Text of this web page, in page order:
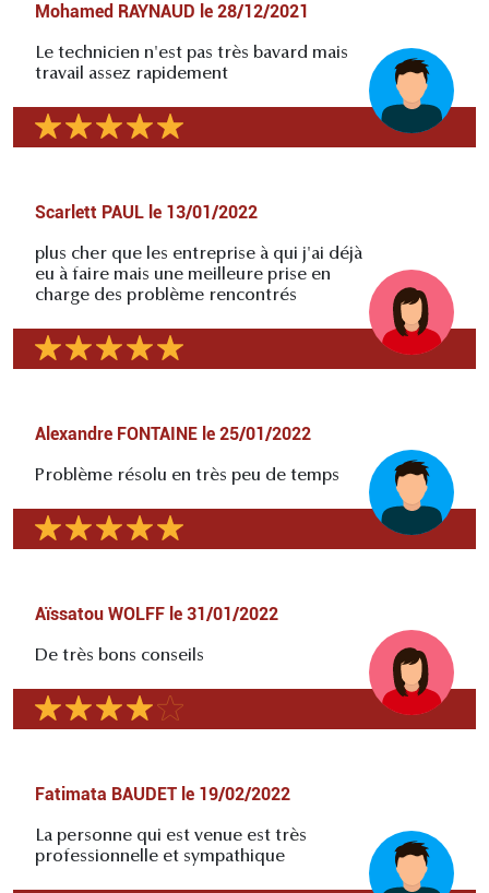
Mohamed RAYNAUD le 28/12/2021
Le technicien n'est pas très bavard mais
travail assez rapidement
Scarlett PAUL le 13/01/2022
plus cher que les entreprise à qui j'ai déjà
eu à faire mais une meilleure prise en
charge des problème rencontrés
Alexandre FONTAINE le 25/01/2022
Problème résolu en très peu de temps
Aïssatou WOLFF le 31/01/2022
De très bons conseils
Fatimata BAUDET le 19/02/2022
La personne qui est venue est très
professionnelle et sympathique